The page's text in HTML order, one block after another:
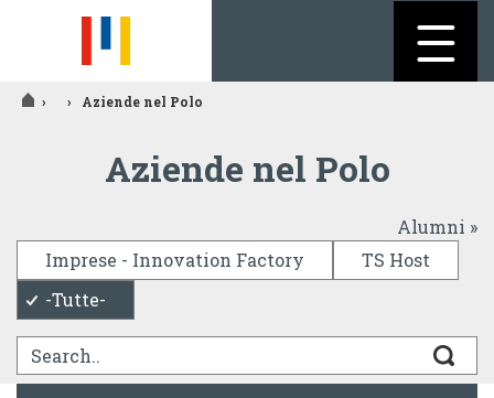
› › Aziende nel Polo
Aziende nel Polo
Alumni »
Imprese - Innovation Factory
TS Host
-Tutte-